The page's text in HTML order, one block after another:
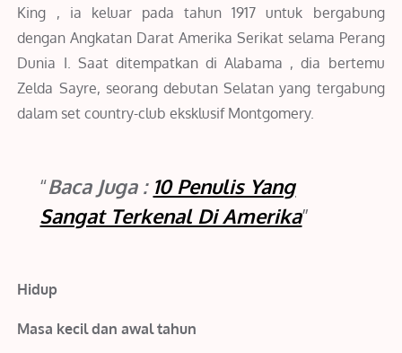
King , ia keluar pada tahun 1917 untuk bergabung
dengan Angkatan Darat Amerika Serikat selama Perang
Dunia I. Saat ditempatkan di Alabama , dia bertemu
Zelda Sayre, seorang debutan Selatan yang tergabung
dalam set country-club eksklusif Montgomery.
Baca Juga : 10 Penulis Yang
Sangat Terkenal Di Amerika
Hidup
Masa kecil dan awal tahun